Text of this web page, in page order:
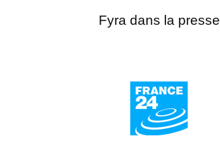
Fyra dans la presse